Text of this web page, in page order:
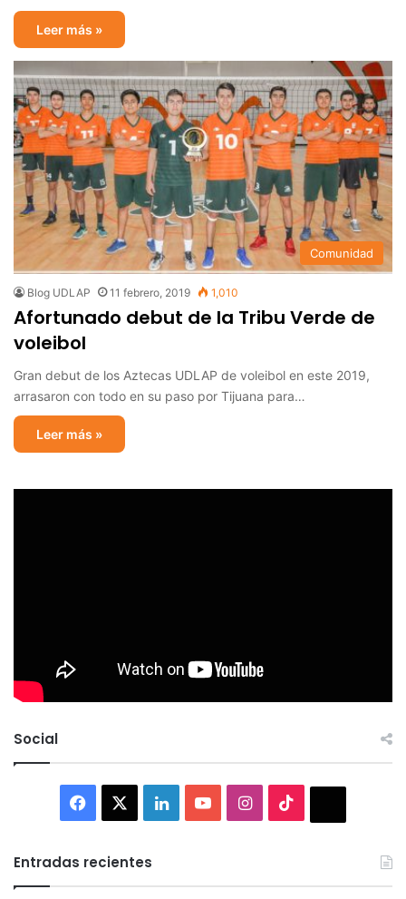
Leer más »
Comunidad
Blog UDLAP 11 febrero, 2019 1,010
Afortunado debut de la Tribu Verde de
voleibol
Gran debut de los Aztecas UDLAP de voleibol en este 2019,
arrasaron con todo en su paso por Tijuana para…
Leer más »
Social
Facebook LinkedInYouTubeInstagram
Entradas recientes